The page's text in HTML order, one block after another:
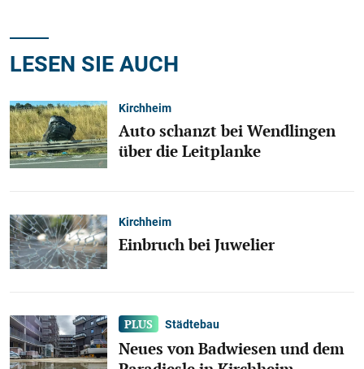
LESEN SIE AUCH
Kirchheim
Auto schanzt bei Wendlingen
über die Leitplanke
Kirchheim
Einbruch bei Juwelier
Städtebau
Neues von Badwiesen und dem